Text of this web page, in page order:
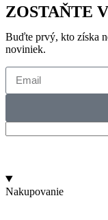
ZOSTAŇTE
Buďte prvý, kto získa
noviniek.
Nakupovanie